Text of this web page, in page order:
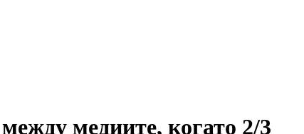
медиите, когато 2/3